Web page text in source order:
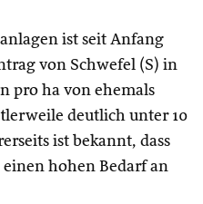
ist seit Anfang
von Schwefel (S) in
pro ha von ehemals
deutlich unter 10
ist bekannt, dass
hohen Bedarf an